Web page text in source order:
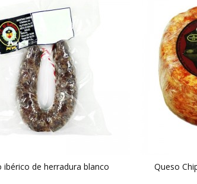
ibérico de herradura blanco Queso